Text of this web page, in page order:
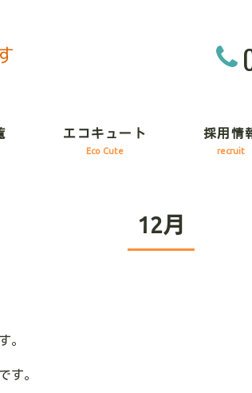
エコキュート
Eco Cute
採用情
recruit
12月
。
す。